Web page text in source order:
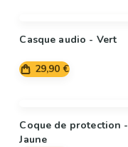
Casque audio - Vert
29,90 €
Coque de protection -
Jaune